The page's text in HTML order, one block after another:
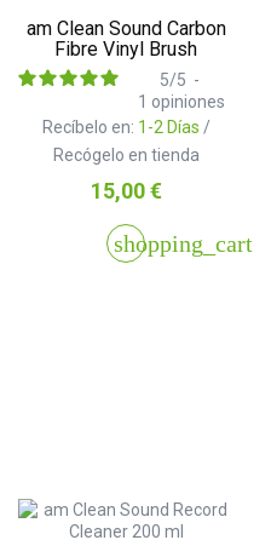
am Clean Sound Carbon
Fibre Vinyl Brush
Recíbelo en: 1-2 Días /
Recógelo en tienda
5/5 -
1 opiniones
Precio
15,00 €
shopping_cart